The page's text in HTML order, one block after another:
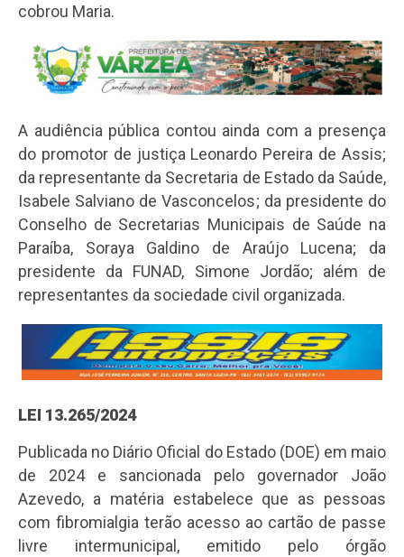
cobrou Maria.
A audiência pública contou ainda com a presença
do promotor de justiça Leonardo Pereira de Assis;
da representante da Secretaria de Estado da Saúde,
Isabele Salviano de Vasconcelos; da presidente do
Conselho de Secretarias Municipais de Saúde na
Paraíba, Soraya Galdino de Araújo Lucena; da
presidente da FUNAD, Simone Jordão; além de
representantes da sociedade civil organizada.
LEI 13.265/2024
Publicada no Diário Oficial do Estado (DOE) em maio
de 2024 e sancionada pelo governador João
Azevedo, a matéria estabelece que as pessoas
com fibromialgia terão acesso ao cartão de passe
livre intermunicipal, emitido pelo órgão